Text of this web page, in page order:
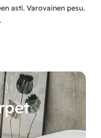
asti. Varovainen pesu.